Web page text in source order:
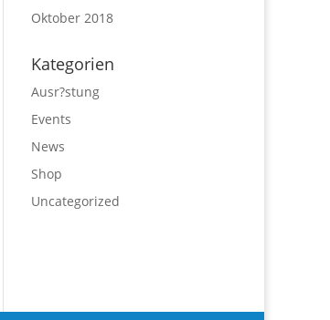
Oktober 2018
Kategorien
Ausr?stung
Events
News
Shop
Uncategorized